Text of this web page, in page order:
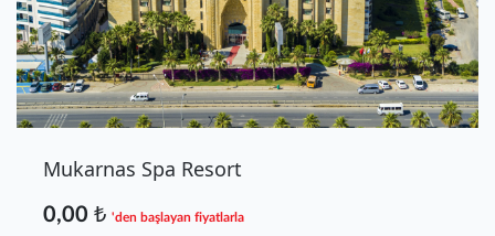
Mukarnas Spa Resort
0,00 ₺ 'den başlayan fiyatlarla